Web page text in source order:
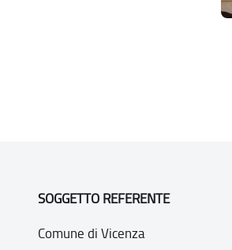
SOGGETTO REFERENTE
Comune di Vicenza